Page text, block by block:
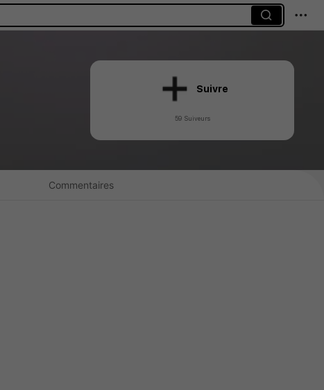
Suivre
59 Suiveurs
Commentaires